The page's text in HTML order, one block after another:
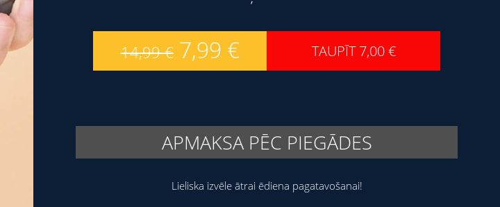
14,99€ 7,99 € TAUPĪT7,00€
APMAKSA PĒC PIEGĀDES
Lieliska izvēle ātrai ēdiena pagatavošanai!